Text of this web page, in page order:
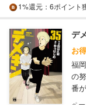
1%還元 ：6ポイント
デ
お
福
の
番